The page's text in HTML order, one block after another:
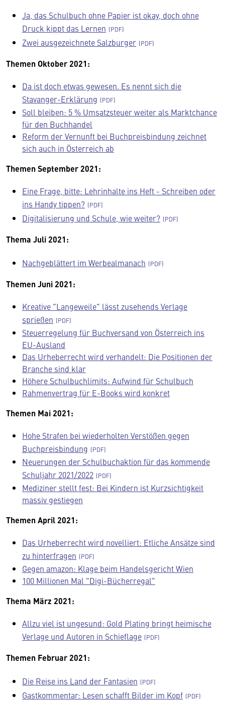
Ja, das Schulbuch ohne Papier ist okay, doch ohne
Druck kippt das Lernen
Zwei ausgezeichnete Salzburger
Themen Oktober 2021:
Da ist doch etwas gewesen. Es nennt sich die
Stavanger-Erklärung
Soll bleiben: 5 % Umsatzsteuer weiter als Marktchance
für den Buchhandel
Reform der Vernunft bei Buchpreisbindung zeichnet
sich auch in Österreich ab
Themen September 2021:
Eine Frage, bitte: Lehrinhalte ins Heft - Schreiben oder
ins Handy tippen?
Digitalisierung und Schule, wie weiter?
Thema Juli 2021:
Nachgeblättert im Werbealmanach
Themen Juni 2021:
Kreative "Langeweile" lässt zusehends Verlage
sprießen
Steuerregelung für Buchversand von Österreich ins
EU-Ausland
Das Urheberrecht wird verhandelt: Die Positionen der
Branche sind klar
Höhere Schulbuchlimits: Aufwind für Schulbuch
Rahmenvertrag für E-Books wird konkret
Themen Mai 2021:
Hohe Strafen bei wiederholten Verstößen gegen
Buchpreisbindung
Neuerungen der Schulbuchaktion für das kommende
Schuljahr 2021/2022
Mediziner stellt fest: Bei Kindern ist Kurzsichtigkeit
massiv gestiegen
Themen April 2021:
Das Urheberrecht wird novelliert: Etliche Ansätze sind
zu hinterfragen
Gegen amazon: Klage beim Handelsgericht Wien
100 Millionen Mal "Digi-Bücherregal"
Thema März 2021:
Allzu viel ist ungesund: Gold Plating bringt heimische
Verlage und Autoren in Schieflage
Themen Februar 2021:
Die Reise ins Land der Fantasien
Gastkommentar: Lesen schafft Bilder im Kopf